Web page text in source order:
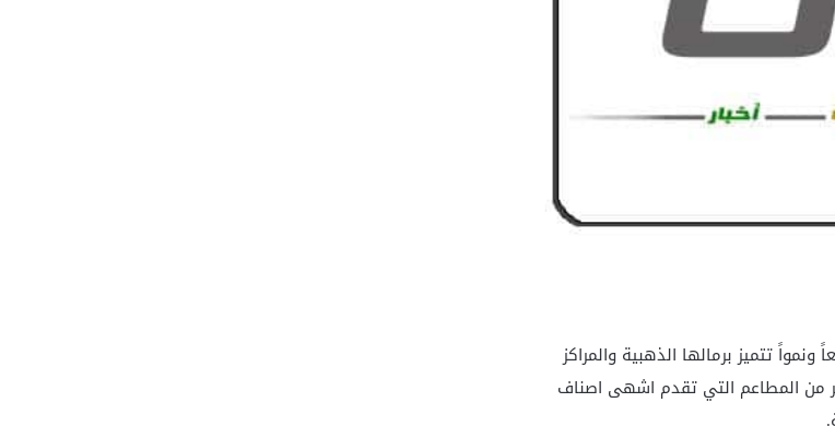
تتميز برمالها الذهبية والمراكز
من المطاعم التي تقدم اشهى اصناف